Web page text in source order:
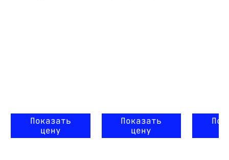
Показать
цену
Показать
цену